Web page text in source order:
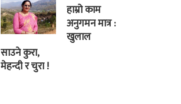
साउने कुरा,
मेहन्दी र चुरा !
हाम्रो काम
अनुगमन मात्र :
खुलाल